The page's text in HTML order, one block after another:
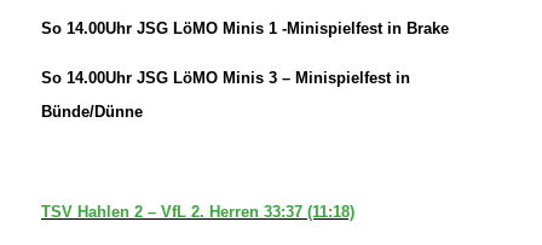
So 14.00Uhr JSG LöMO Minis 1 -Minispielfest in Brake
So 14.00Uhr JSG LöMO Minis 3 – Minispielfest in
Bünde/Dünne
TSV Hahlen 2 – VfL 2. Herren 33:37 (11:18)